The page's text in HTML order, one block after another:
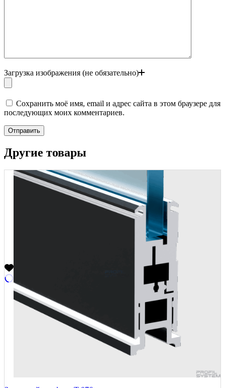
Загрузка изображения (не обязательно)
Сохранить моё имя, email и адрес сайта в этом браузере для
последующих моих комментариев.
Отправить
Другие товары